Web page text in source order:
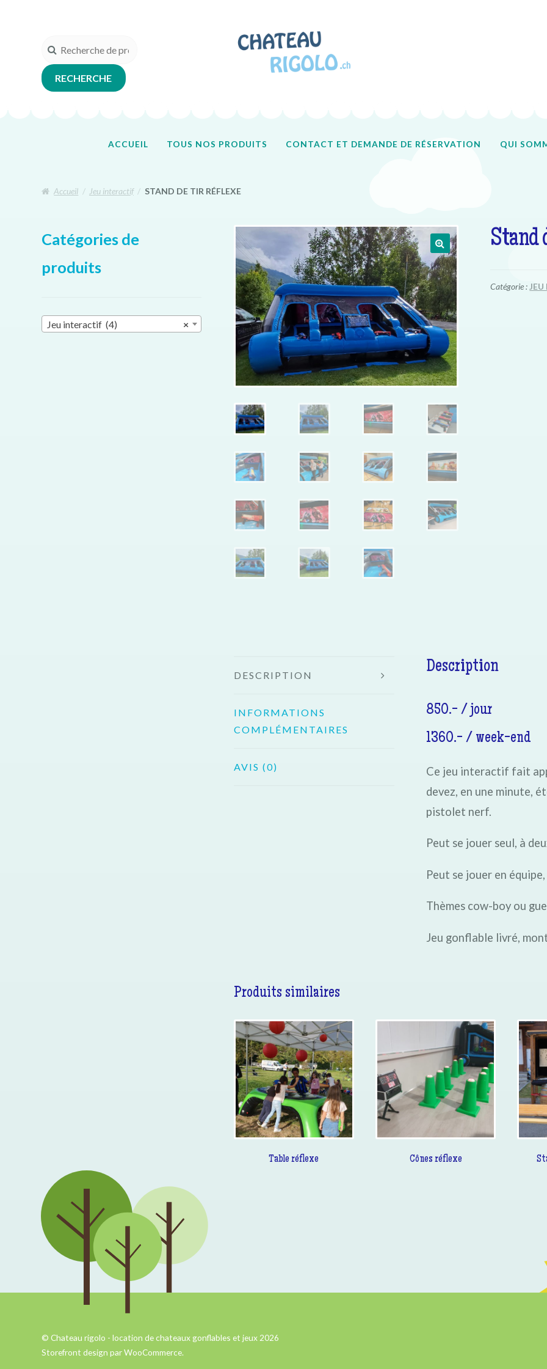
navigation
Recherche
RECHERCHE
ACCUEIL TOUS NOS PRODUITS CONTACT ET DEMANDE DE RÉSERVATION QUI
Accueil / Jeu interactif / STAND DE TIR RÉFLEXE
Stand
Catégorie :
DESCRIPTION
INFORMATIONS
COMPLÉMENTAIRES
AVIS (0)
Description
850.- / jour
1360.- / week-end
Ce jeu interactif fait
devez, en une minute,
pistolet nerf.
Peut se jouer seul, à
Peut se jouer en
Thèmes cow-boy ou
Jeu gonflable livré,
Produits similaires
Table réflexe Cônes réflexe
Catégories de
produits
×
Jeu interactif (4)
© Chateau rigolo - location de chateaux gonflables et jeux 2026
Storefront design parWooCommerce.